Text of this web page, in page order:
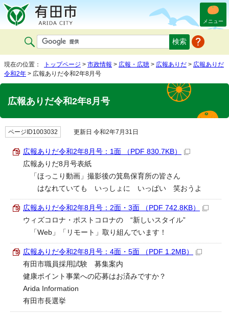
メニュー
現在の位置： トップページ > 市政情報 > 広報・広聴 > 広報ありだ > 広報ありだ
令和2年 > 広報ありだ令和2年8月号
広報ありだ令和2年8月号
ページID1003032 更新日 令和2年7月31日
広報ありだ令和2年8月号：1面 （PDF 830.7KB）
広報ありだ8月号表紙
「ほっこり動画」撮影後の箕島保育所の皆さん
はなれていても いっしょに いっぱい 笑おうよ
広報ありだ令和2年8月号：2面・3面 （PDF 742.8KB）
ウィズコロナ・ポストコロナの “新しいスタイル”
「Web」「リモート」取り組んでいます！
広報ありだ令和2年8月号：4面・5面 （PDF 1.2MB）
有田市職員採用試験 募集案内
健康ポイント事業への応募はお済みですか？
Arida Information
有田市長選挙